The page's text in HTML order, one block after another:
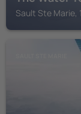
Sault Ste Marie,